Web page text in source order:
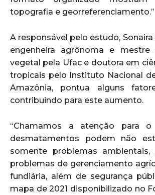
topografia e georreferenciamento.”
A responsável pelo estudo, Sonaira
engenheira agrônoma e
vegetal pela Ufac e doutora em
tropicais pelo Instituto Nacional
Amazônia, pontua alguns
contribuindo para este aumento.
“Chamamos a atenção para
desmatamentos podem não
somente problemas
problemas de gerenciamento
fundiária, além de segurança
mapa de 2021 disponibilizado no